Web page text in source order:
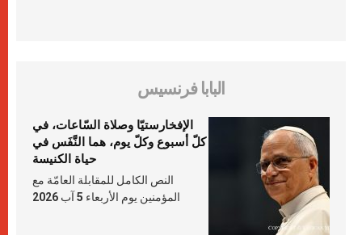
البابا فرنسيس
الإفخارستيّا وصلاة السّاعات، في
كلّ أسبوع وكلّ يوم، هما النَّفَس في
حياة الكنيسة
النص الكامل للمقابلة العامّة مع
المؤمنين يوم الأربعاء 5 آب 2026